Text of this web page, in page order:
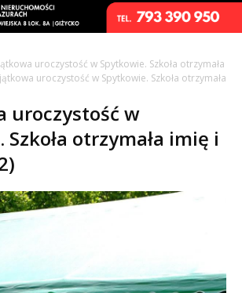
uroczystość w Spytkowie. Szkoła otrzymała
uroczystość w Spytkowie. Szkoła otrzymała
uroczystość w
otrzymała imię i